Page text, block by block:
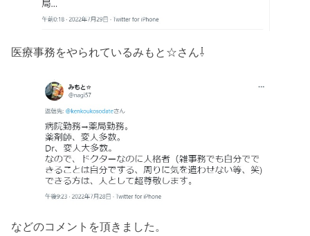
医療事務をやられているみもと☆さん⇩
などのコメントを頂きました。